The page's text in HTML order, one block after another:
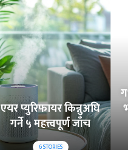
एयर प्युरिफायर किन्नुअघि
गर्ने ५ महत्त्वपूर्ण जाँच
6STORIES